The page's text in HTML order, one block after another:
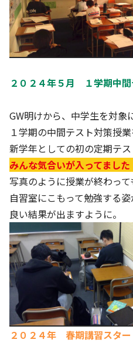
２０２４年５月 １学期中
GW明けから、中学生を対象
１学期の中間テスト対策授
新学年としての初の定期テス
みんな気合いが入ってました
写真のように授業が終わって
自習室にこもって勉強する姿
良い結果が出ますように。
２０２４年 春期講習スター